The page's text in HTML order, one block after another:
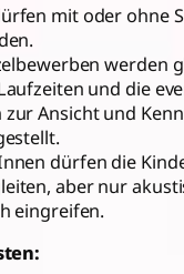
mit oder ohne
werden
und die
Ansicht und
dürfen die
aber nur
eingreifen.